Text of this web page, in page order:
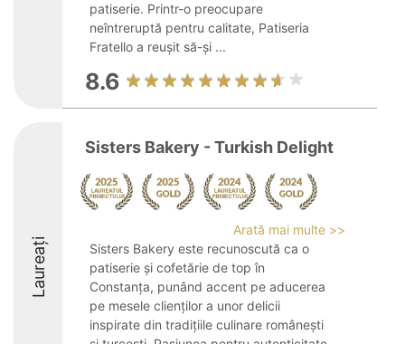
patiserie. Printr-o preocupare
neîntreruptă pentru calitate, Patiseria
Fratello a reușit să-și ...
8.6
Laureați
Sisters Bakery - Turkish Delight
Arată mai multe >>
Sisters Bakery este recunoscută ca o
patiserie și cofetărie de top în
Constanța, punând accent pe aducerea
pe mesele clienților a unor delicii
inspirate din tradițiile culinare românești